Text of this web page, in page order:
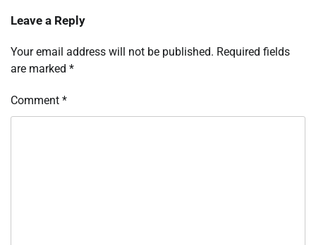
Leave a Reply
Your email address will not be published. Required fields
are marked *
Comment *